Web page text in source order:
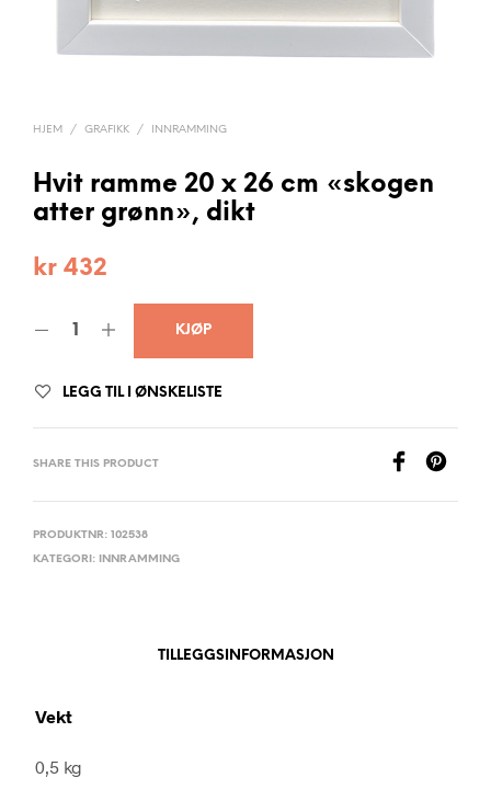
HJEM / GRAFIKK / INNRAMMING
Hvit ramme 20 x 26 cm «skogen
atter grønn», dikt
kr 432
KJØP
LEGG TIL I ØNSKELISTE
SHARE THIS PRODUCT
PRODUKTNR: 102538
KATEGORI:
INNRAMMING
TILLEGGSINFORMASJON
Vekt
0,5 kg